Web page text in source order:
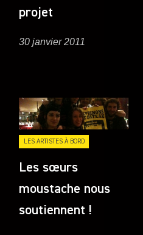
projet
30 janvier 2011
LES ARTISTES À BORD
Les sœurs
moustache nous
soutiennent !